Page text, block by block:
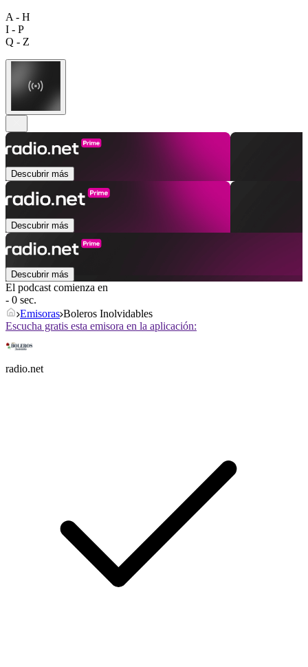
A - H
I - P
Q - Z
Descubrir más
Descubrir más
Descubrir más
El podcast comienza en
- 0 sec.
Emisoras Boleros Inolvidables
Escucha gratis esta emisora en la aplicación:
radio.net